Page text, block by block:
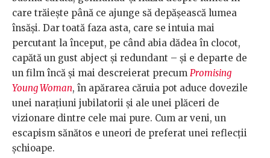
care trăiește până ce ajunge să depășească lumea
însăși. Dar toată faza asta, care se intuia mai
percutant la început, pe când abia dădea în clocot,
capătă un gust abject și redundant – și e departe de
un film încă și mai descreierat precum Promising
Young Woman, în apărarea căruia pot aduce dovezile
unei narațiuni jubilatorii și ale unei plăceri de
vizionare dintre cele mai pure. Cum ar veni, un
escapism sănătos e uneori de preferat unei reflecții
șchioape.